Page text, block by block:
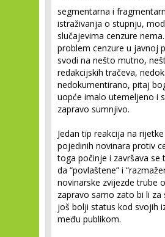
segmentarna i
istraživanja o stupnju,
slučajevima cenzure
problem cenzure u javnoj
svodi na nešto mutno,
redakcijskih tračeva,
nedokumentirano, pitaj
uopće imalo utemeljeno i
zapravo sumnjivo.
Jedan tip reakcija na
pojedinih novinara protiv
toga počinje i završava se
da “povlaštene” i
novinarske zvijezde trube
zapravo samo zato bi li za
još bolji status kod svojih
među publikom.